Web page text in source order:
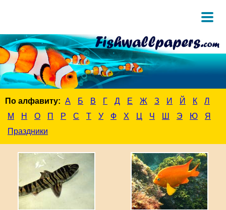
По алфавиту: А Б В Г Д Е Ж З И Й К
Л
М
Н О П Р С Т У Ф Х Ц Ч Ш Э Ю
Я
Праздники